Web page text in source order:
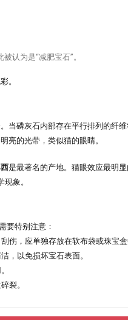
被认为是“减肥宝石”。
。
当磷灰石内部存在平行排列的纤
亮的光带，类似猫的眼睛。
是最著名的产地。猫眼效应最明
象。
要特别注意：
伤，应单独存放在软布袋或珠宝盒
，以免损坏宝石表面。
裂。